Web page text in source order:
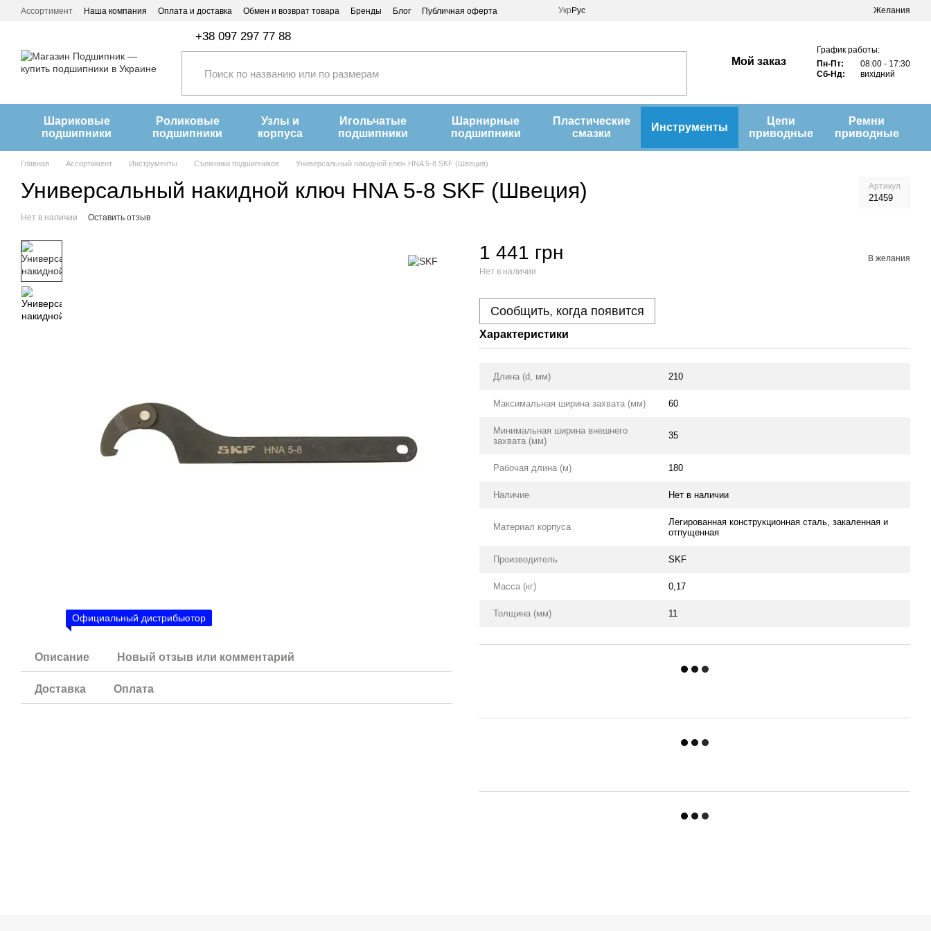
Перейти к основному контенту
Ассортимент Наша компания Оплата и доставка Обмен и возврат товара Бренды Блог Публичная оферта Укр Рус Желания
+38 097 297 77 88
Мой заказ
График работы:
Пн-Пт:
08:00 - 17:30
Сб-Нд:
вихідний
Шариковые
подшипники
Роликовые
подшипники
Узлы и
корпуса
Игольчатые
подшипники
Шарнирные
подшипники
Пластические
смазки
Инструменты
Цепи
приводные
Ремни
приводные
Главная Ассортимент Инструменты Съемники подшипников Универсальный накидной ключ HNA 5-8 SKF (Швеция)
Универсальный накидной ключ HNA 5-8 SKF (Швеция) Артикул
21459
Нет в наличии Оставить отзыв
Официальный дистрибьютор
Описание Новый отзыв или комментарий
Доставка Оплата
1 441 грн
Нет в наличии
В желания
Сообщить, когда появится
Характеристики
Длина (d, мм) 210
Максимальная ширина захвата (мм) 60
Минимальная ширина внешнего
захвата (мм)
35
Рабочая длина (м) 180
Наличие Нет в наличии
Материал корпуса
Легированная конструкционная сталь, закаленная и
отпущенная
Производитель SKF
Масса (кг) 0,17
Толщина (мм) 11